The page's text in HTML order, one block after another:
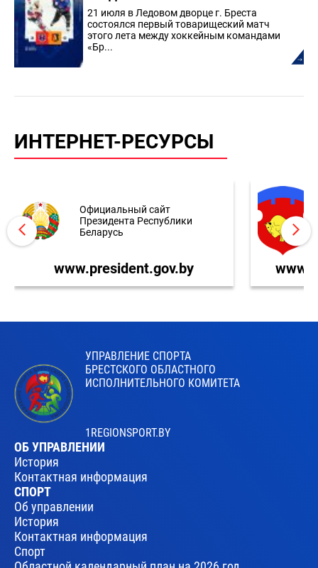
21 июля в Ледовом дворце г. Бреста
состоялся первый товарищеский матч
этого лета между хоккейным командами
«Бр...
ИНТЕРНЕТ-РЕСУРСЫ
Официальный сайт
Президента Республики
Беларусь
www.president.gov.by
УПРАВЛЕНИЕ СПОРТА
БРЕСТСКОГО ОБЛАСТНОГО
ИСПОЛНИТЕЛЬНОГО КОМИТЕТА
1REGIONSPORT.BY
ОБ УПРАВЛЕНИИ
История
Контактная информация
СПОРТ
Об управлении
История
Контактная информация
Спорт